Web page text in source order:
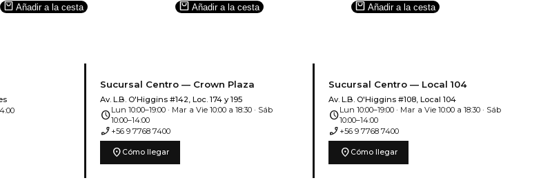
Añadir a la cesta Añadir a la cesta Añadir a la cesta
Sucursal Centro — Crown Plaza
Av. L.B. O'Higgins #142, Loc. 174 y 195
scheduleLun 10:00–19:00 · Mar a Vie 10:00 a 18:30 · Sáb
10:00–14:00
phone_enabled +56 9 7768 7400
location_on Cómo llegar
Sucursal Centro — Local 104
Av. L.B. O'Higgins #108, Local 104
scheduleLun 10:00–19:00 · Mar a Vie 10:00 a 18:30 · Sáb
10:00–14:00
phone_enabled +56 9 7768 7400
location_on Cómo llegar